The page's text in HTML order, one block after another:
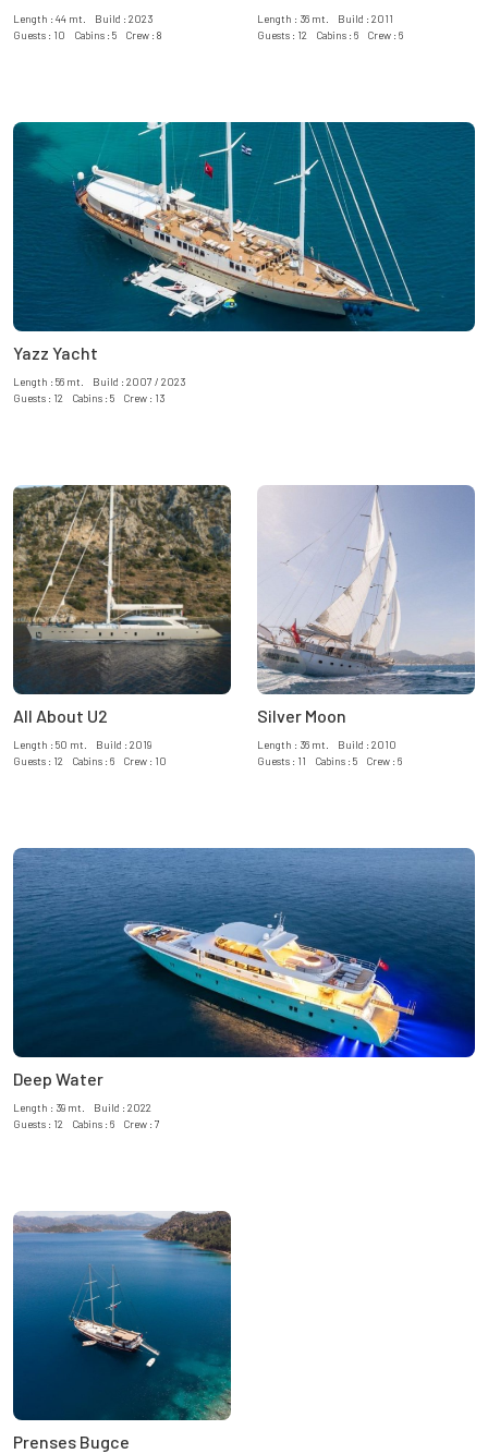
Length : 44 mt. Build : 2023
Guests : 10 Cabins : 5 Crew : 8
Length : 36 mt. Build : 2011
Guests : 12 Cabins : 6 Crew : 6
Yazz Yacht
Length : 56 mt. Build : 2007 / 2023
Guests : 12 Cabins : 5 Crew : 13
All About U2
Length : 50 mt. Build : 2019
Guests : 12 Cabins : 6 Crew : 10
Silver Moon
Length : 36 mt. Build : 2010
Guests : 11 Cabins : 5 Crew : 6
Deep Water
Length : 39 mt. Build : 2022
Guests : 12 Cabins : 6 Crew : 7
Prenses Bugce